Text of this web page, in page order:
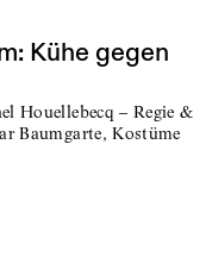
Kühe gegen
Houellebecq – Regie &
Baumgarte, Kostüme